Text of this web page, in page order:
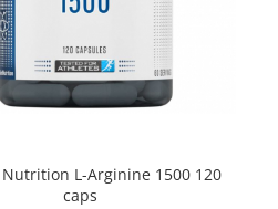
L-Arginine 1500 120
caps